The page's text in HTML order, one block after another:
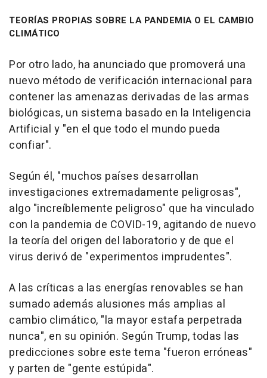
TEORÍAS PROPIAS SOBRE LA PANDEMIA O EL CAMBIO
CLIMÁTICO
Por otro lado, ha anunciado que promoverá una
nuevo método de verificación internacional para
contener las amenazas derivadas de las armas
biológicas, un sistema basado en la Inteligencia
Artificial y "en el que todo el mundo pueda
confiar".
Según él, "muchos países desarrollan
investigaciones extremadamente peligrosas",
algo "increíblemente peligroso" que ha vinculado
con la pandemia de COVID-19, agitando de nuevo
la teoría del origen del laboratorio y de que el
virus derivó de "experimentos imprudentes".
A las críticas a las energías renovables se han
sumado además alusiones más amplias al
cambio climático, "la mayor estafa perpetrada
nunca", en su opinión. Según Trump, todas las
predicciones sobre este tema "fueron erróneas"
y parten de "gente estúpida".